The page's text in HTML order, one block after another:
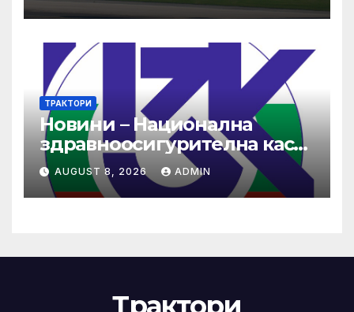
ТРАКТОРИ
Новини – Национална
здравноосигурителна каса
(НЗОК)
AUGUST 8, 2026 ADMIN